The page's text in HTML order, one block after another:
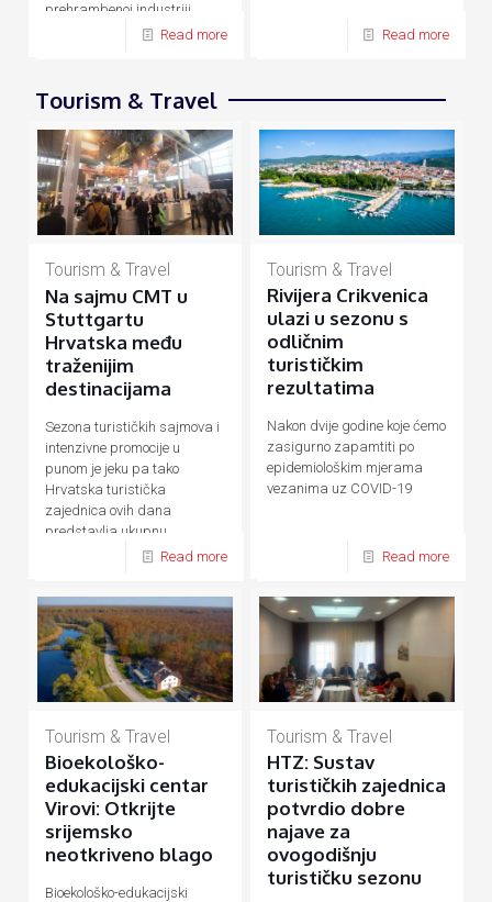
prehrambenoj industriji,
energetici, prometu, turizmu
Read more Read more
Tourism & Travel
Tourism & Travel
Na sajmu CMT u
Stuttgartu
Hrvatska među
traženijim
destinacijama
Sezona turističkih sajmova i
intenzivne promocije u
punom je jeku pa tako
Hrvatska turistička
zajednica ovih dana
predstavlja ukupnu
hrvatsku turističku ponudu
Read more
Tourism & Travel
Rivijera Crikvenica
ulazi u sezonu s
odličnim
turističkim
rezultatima
Nakon dvije godine koje ćemo
zasigurno zapamtiti po
epidemiološkim mjerama
vezanima uz COVID-19
Read more
Tourism & Travel
Bioekološko-
edukacijski centar
Virovi: Otkrijte
srijemsko
neotkriveno blago
Bioekološko-edukacijski
Tourism & Travel
HTZ: Sustav
turističkih zajednica
potvrdio dobre
najave za
ovogodišnju
turističku sezonu